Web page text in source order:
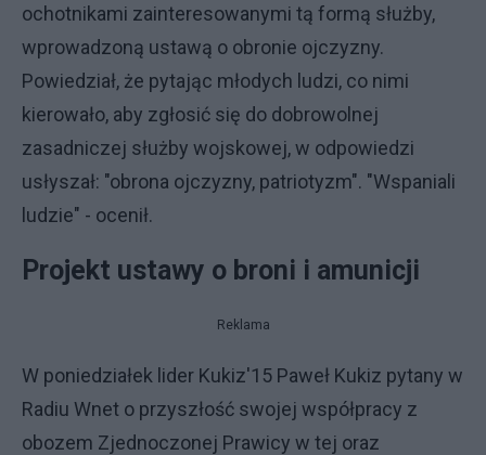
ochotnikami zainteresowanymi tą formą służby,
wprowadzoną ustawą o obronie ojczyzny.
Powiedział, że pytając młodych ludzi, co nimi
kierowało, aby zgłosić się do dobrowolnej
zasadniczej służby wojskowej, w odpowiedzi
usłyszał: "obrona ojczyzny, patriotyzm". "Wspaniali
ludzie" - ocenił.
Projekt ustawy o broni i amunicji
Reklama
W poniedziałek lider Kukiz'15 Paweł Kukiz pytany w
Radiu Wnet o przyszłość swojej współpracy z
obozem Zjednoczonej Prawicy w tej oraz